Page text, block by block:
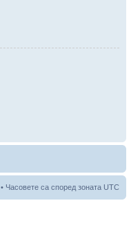
• Часовете са според зоната UTC